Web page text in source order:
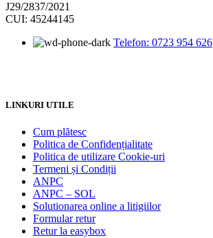
J29/2837/2021
CUI: 45244145
Telefon: 0723 954 626
LINKURI UTILE
Cum plătesc
Politica de Confidențialitate
Politica de utilizare Cookie-uri
Termeni și Condiții
ANPC
ANPC – SOL
Solutionarea online a litigiilor
Formular retur
Retur la easybox